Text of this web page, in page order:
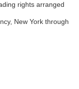
rights arranged
New York through